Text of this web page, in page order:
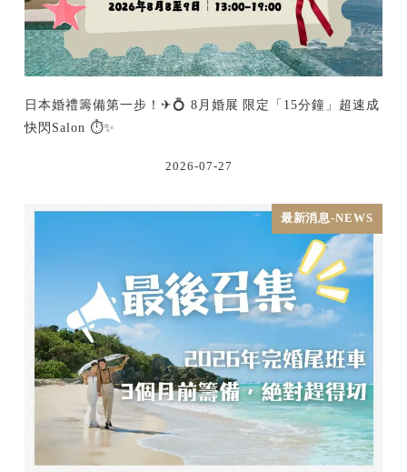
日本婚禮籌備第一步！✈💍 8月婚展 限定「15分鐘」超速成
快閃Salon ⏱️✨
2026-07-27
最新消息-NEWS